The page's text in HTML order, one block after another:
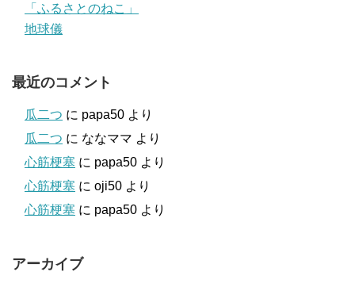
「ふるさとのねこ」
地球儀
最近のコメント
瓜二つ に papa50 より
瓜二つ に ななママ より
心筋梗塞 に papa50 より
心筋梗塞 に oji50 より
心筋梗塞 に papa50 より
アーカイブ